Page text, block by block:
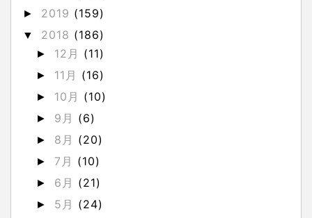
► 2019 (159)
▼ 2018 (186)
► 12月 (11)
► 11月 (16)
► 10月 (10)
► 9月 (6)
► 8月 (20)
► 7月 (10)
► 6月 (21)
► 5月 (24)